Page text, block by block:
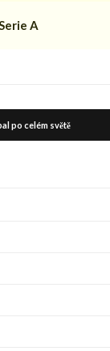
A
po celém světě